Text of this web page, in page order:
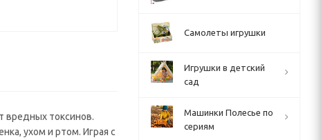
вредных токсинов.
ухом и ртом. Играя с
Самолеты игрушки
Игрушки в детский
сад
Машинки Полесье по
сериям